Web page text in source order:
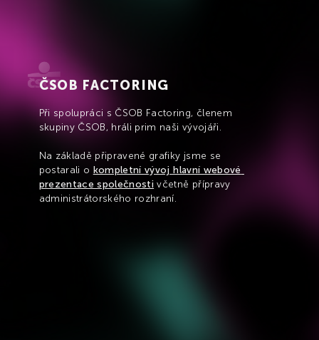
ČSOB FACTORING
Při spolupráci s ČSOB Factoring, členem
skupiny ČSOB, hráli prim naši vývojáři.
Na základě připravené grafiky jsme se
postarali o kompletní vývoj hlavní webové
prezentace společnosti včetně přípravy
administrátorského rozhraní.